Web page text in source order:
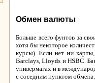
Обмен валюты
Больше всего фунтов за
хотя бы некоторое
курсы). Если нет ни
Barclays, Lloyds и HSBC.
универмагах и в
с соседним пунктом